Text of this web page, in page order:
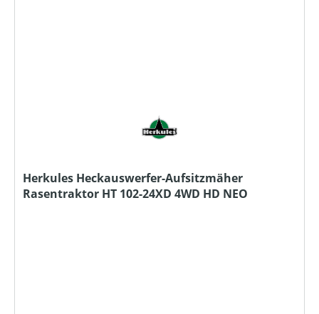
Herkules Heckauswerfer-Aufsitzmäher
Rasentraktor HT 102-24XD 4WD HD NEO